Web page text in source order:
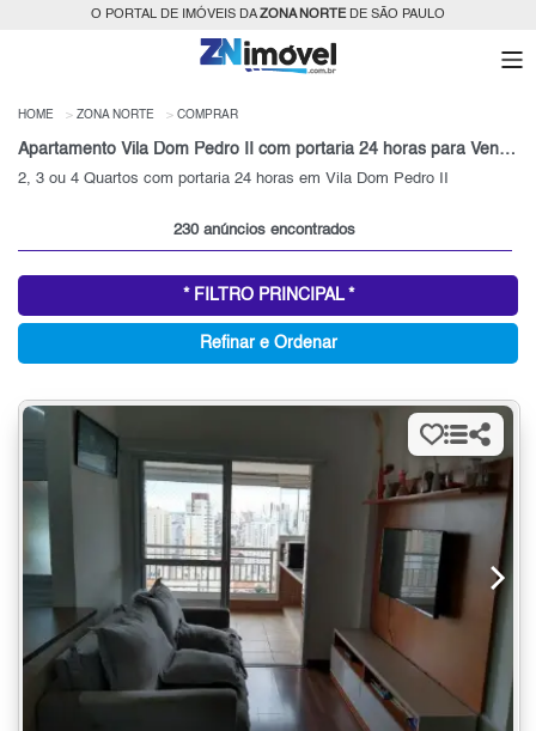
O PORTAL DE IMÓVEIS DAZONA NORTEDE SÃO PAULO
HOME ZONA NORTE COMPRAR
Apartamento Vila Dom Pedro II com portaria 24 horas para Venda, Zona Norte, SP
2, 3 ou 4 Quartos com portaria 24 horas em Vila Dom Pedro II
230 anúncios encontrados
* FILTRO PRINCIPAL *
Refinar e Ordenar